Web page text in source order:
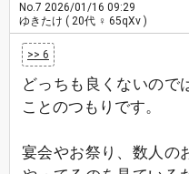
No.7 2026/01/16 09:29
ゆきたけ ( 20代 ♀ 65qXv )
>> 6
どっちも良くないので
ことのつもりです。
宴会やお祭り、数人の